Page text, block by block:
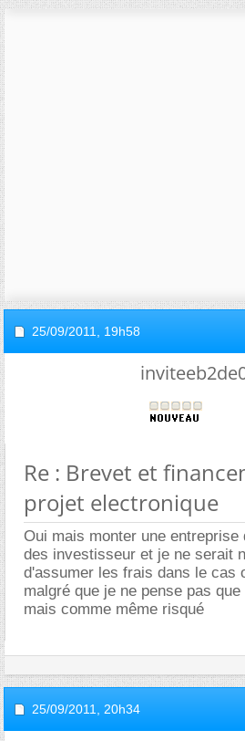
25/09/2011, 19h58
Re : Brevet et
projet electronique
Oui mais monter une entreprise
des investisseur et je ne serait
d'assumer les frais dans le cas
malgré que je ne pense pas
mais comme même risqué
25/09/2011, 20h34